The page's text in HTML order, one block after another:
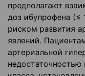
предполагают
доз ибупрофена
риском развития
явлений.
артериальной
недостаточностью